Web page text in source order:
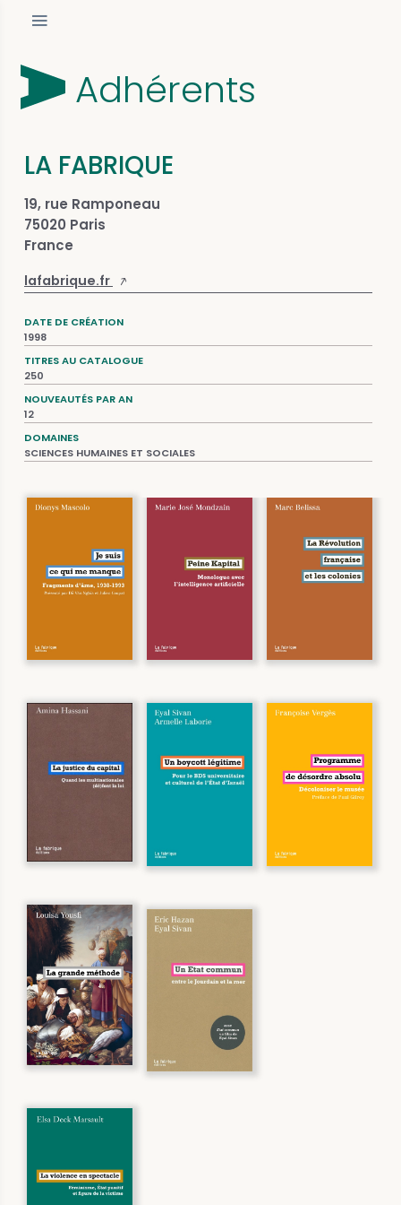
Adhérents
LA FABRIQUE
19, rue Ramponeau
75020 Paris
France
lafabrique.fr
DATE DE CRÉATION
1998
TITRES AU CATALOGUE
250
NOUVEAUTÉS PAR AN
12
DOMAINES
SCIENCES HUMAINES ET SOCIALES